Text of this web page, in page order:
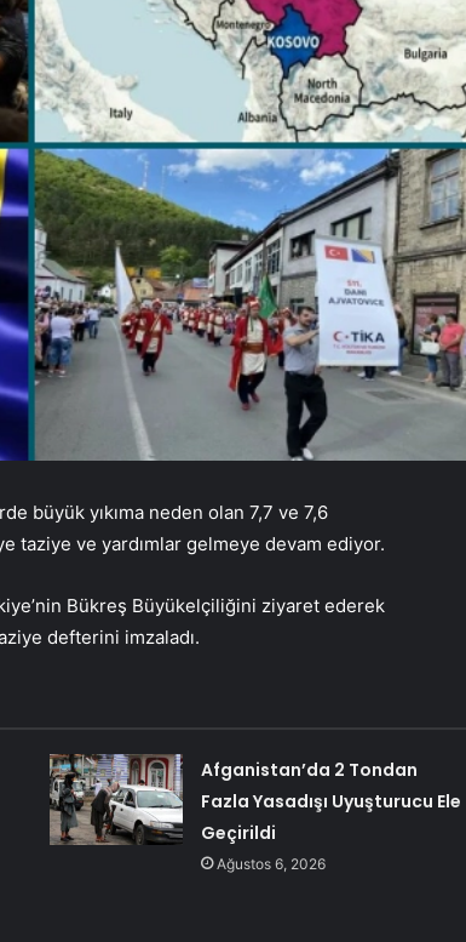
büyük yıkıma neden olan 7,7 ve 7,6
taziye ve yardımlar gelmeye devam ediyor.
Bükreş Büyükelçiliğini ziyaret ederek
defterini imzaladı.
Afganistan’da 2 Tondan
Fazla Yasadışı Uyuşturucu Ele
Geçirildi
Ağustos 6, 2026